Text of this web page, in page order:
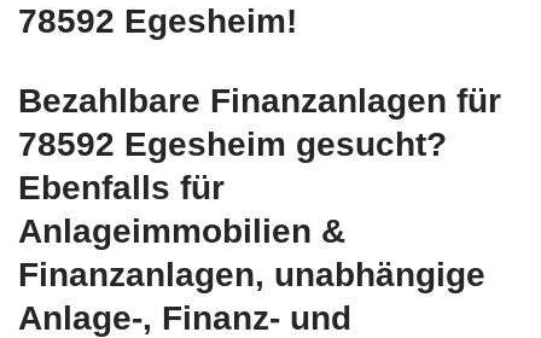
78592 Egesheim!
Bezahlbare Finanzanlagen für
78592 Egesheim gesucht?
Ebenfalls für
Anlageimmobilien &
Finanzanlagen, unabhängige
Anlage-, Finanz- und